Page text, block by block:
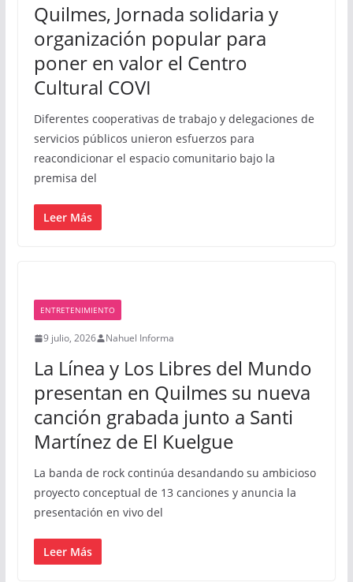
Quilmes, Jornada solidaria y
organización popular para
poner en valor el Centro
Cultural COVI
Diferentes cooperativas de trabajo y delegaciones de
servicios públicos unieron esfuerzos para
reacondicionar el espacio comunitario bajo la
premisa del
Leer Más
ENTRETENIMIENTO
9 julio, 2026 Nahuel Informa
La Línea y Los Libres del Mundo
presentan en Quilmes su nueva
canción grabada junto a Santi
Martínez de El Kuelgue
La banda de rock continúa desandando su ambicioso
proyecto conceptual de 13 canciones y anuncia la
presentación en vivo del
Leer Más